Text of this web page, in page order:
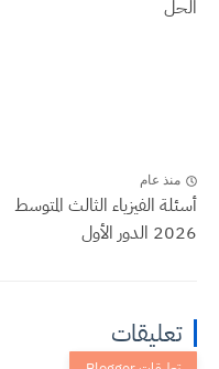
الحل
منذ عام
أسئلة الفيزياء الثالث المتوسط
2026 الدور الأول
تعليقات